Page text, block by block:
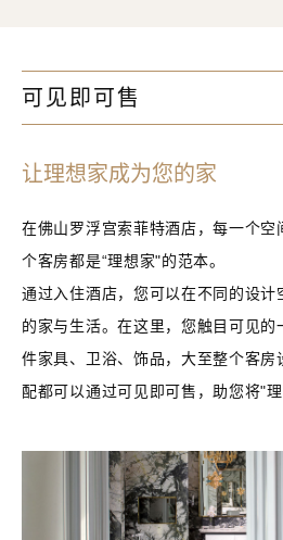
可见即可售
让理想家成为您的家
在佛山罗浮宫索菲特酒店，每一个空
个客房都是“理想家"的范本。
通过入住酒店，您可以在不同的设计
的家与生活。在这里，您触目可见
件家具、卫浴、饰品，大至整个客房
配都可以通过可见即可售，助您将"理